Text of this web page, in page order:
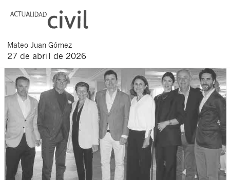
Mateo Juan Gómez
27 de abril de 2026